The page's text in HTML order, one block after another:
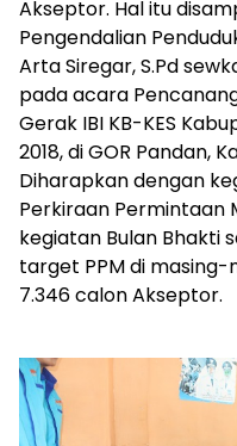
Akseptor. Hal itu
Pengendalian
Arta Siregar, S.Pd
pada acara
Gerak IBI KB-KES
2018, di GOR Pandan,
Diharapkan dengan
Perkiraan Permintaan
kegiatan Bulan Bhakti
target PPM di
7.346 calon Akseptor.